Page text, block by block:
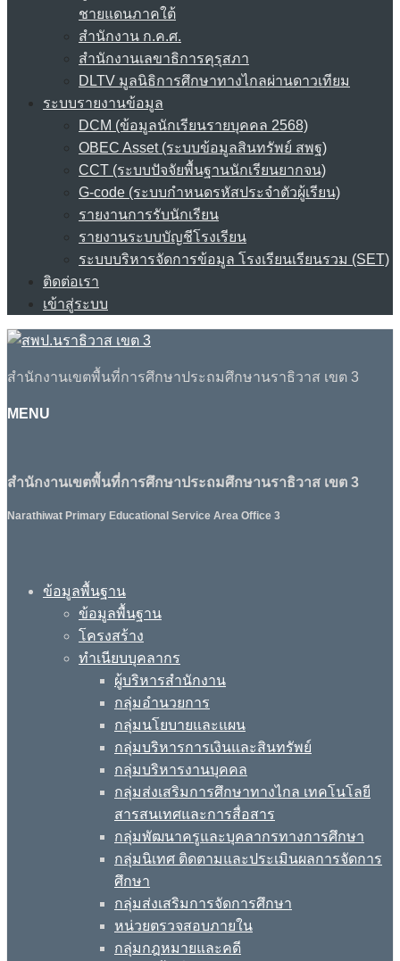
ชายแดนภาคใต้
สำนักงาน ก.ค.ศ.
สำนักงานเลขาธิการคุรุสภา
DLTV มูลนิธิการศึกษาทางไกลผ่านดาวเทียม
ระบบรายงานข้อมูล
DCM (ข้อมูลนักเรียนรายบุคคล 2568)
OBEC Asset (ระบบข้อมูลสินทรัพย์ สพฐ)
CCT (ระบบปัจจัยพื้นฐานนักเรียนยากจน)
G-code (ระบบกำหนดรหัสประจำตัวผู้เรียน)
รายงานการรับนักเรียน
รายงานระบบบัญชีโรงเรียน
ระบบบริหารจัดการข้อมูล โรงเรียนเรียนรวม (SET)
ติดต่อเรา
เข้าสู่ระบบ
สำนักงานเขตพื้นที่การศึกษาประถมศึกษานราธิวาส เขต 3
MENU
สำนักงานเขตพื้นที่การศึกษาประถมศึกษานราธิวาส เขต 3
Narathiwat Primary Educational Service Area Office 3
ข้อมูลพื้นฐาน
ข้อมูลพื้นฐาน
โครงสร้าง
ทำเนียบบุคลากร
ผู้บริหารสำนักงาน
กลุ่มอำนวยการ
กลุ่มนโยบายและแผน
กลุ่มบริหารการเงินและสินทรัพย์
กลุ่มบริหารงานบุคคล
กลุ่มส่งเสริมการศึกษาทางไกล เทคโนโลยี
สารสนเทศและการสื่อสาร
กลุ่มพัฒนาครูและบุคลากรทางการศึกษา
กลุ่มนิเทศ ติดตามและประเมินผลการจัดการ
ศึกษา
กลุ่มส่งเสริมการจัดการศึกษา
หน่วยตรวจสอบภายใน
กลุ่มกฎหมายและคดี